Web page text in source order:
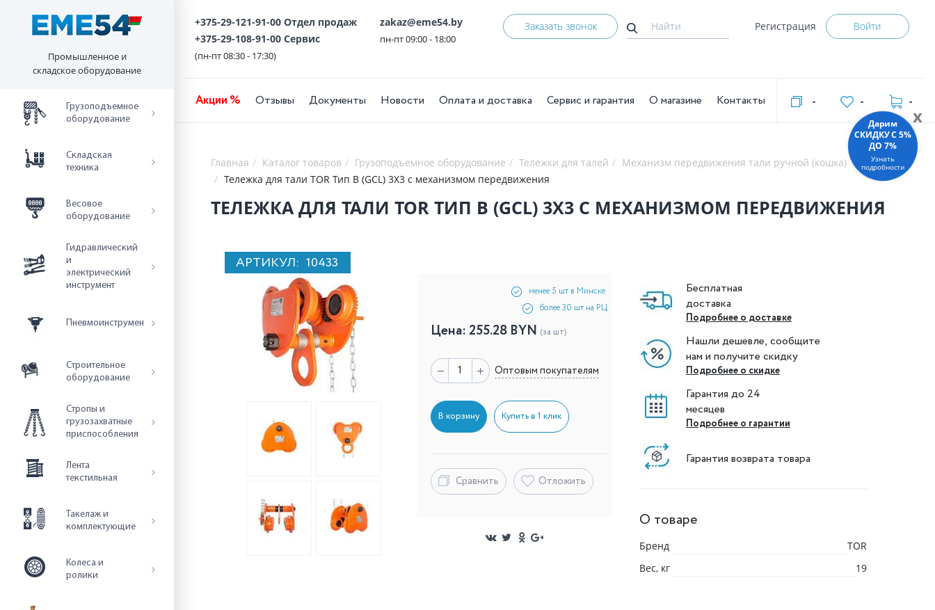
Промышленное и
складское оборудование
Грузоподъемное
оборудование
Складская
техника
Весовое
оборудование
Гидравлический
и
электрический
инструмент
Пневмоинструмент
Строительное
оборудование
Стропы и
грузозахватные
приспособления
Лента
текстильная
Такелаж и
комплектующие
Колеса и
ролики
+375-29-121-91-00 Отдел продаж
+375-29-108-91-00 Сервис
(пн-пт 08:30 - 17:30)
zakaz@eme54.by
пн-пт 09:00 - 18:00
Заказать звонок Регистрация Войти
Акции % Отзывы Документы Новости Оплата и доставка Сервис и гарантия О магазине Контакты - - -
Главная Каталог товаров Грузоподъемное оборудование Тележки для талей
Механизм передвижения тали ручной (кошка)
Тележка для тали TOR Тип В (GCL) 3Х3 с механизмом передвижения
ТЕЛЕЖКА ДЛЯ ТАЛИ TOR ТИП В (GCL) 3Х3 С МЕХАНИЗМОМ ПЕРЕДВИЖЕНИЯ
АРТИКУЛ: 10433
менее 5 шт в Минске
более 30 шт на РЦ
Цена: 255.28 BYN (за шт)
Оптовым покупателям
В корзину Купить в 1 клик
Сравнить Отложить
Бесплатная
доставка
Подробнее о доставке
Нашли дешевле, сообщите
нам и получите скидку
Подробнее о скидке
Гарантия до 24
месяцев
Подробнее о гарантии
Гарантия возврата товара
О товаре
Бренд
TOR
Вес, кг
19
x
Дарим
СКИДКУ C 5%
ДО 7%
Узнать
подробности